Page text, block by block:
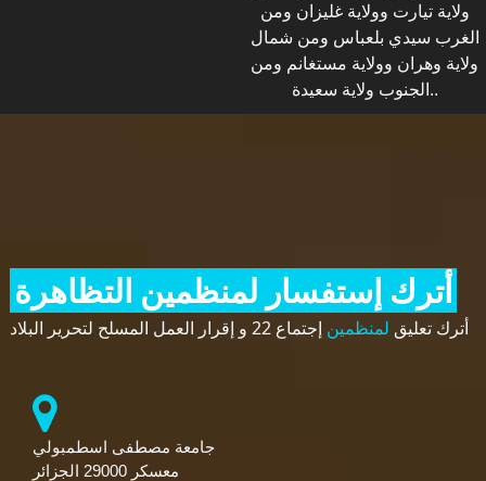
ولاية تيارت وولاية غليزان ومن
الغرب سيدي بلعباس ومن شمال
ولاية وهران وولاية مستغانم ومن
الجنوب ولاية سعيدة..
أترك إستفسار لمنظمين التظاهرة
أترك تعليق لمنظمين إجتماع 22 و إقرار العمل المسلح لتحرير البلاد
جامعة مصطفى اسطمبولي
معسكر 29000 الجزائر